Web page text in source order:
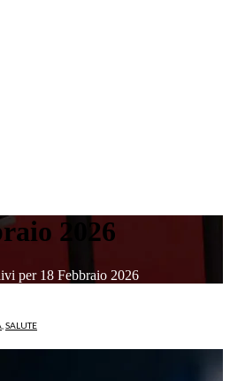
2026
per 18 Febbraio 2026
SALUTE